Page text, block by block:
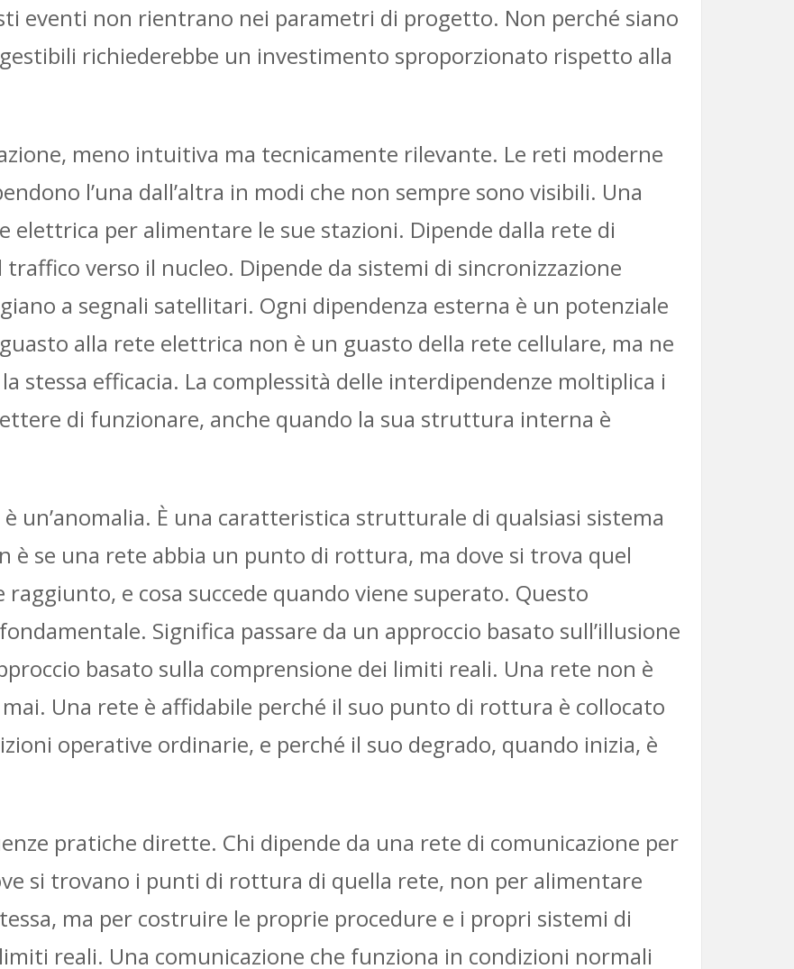
eventi non rientrano nei parametri di progetto. Non perché siano
richiederebbe un investimento sproporzionato rispetto alla
meno intuitiva ma tecnicamente rilevante. Le reti moderne
l’una dall’altra in modi che non sempre sono visibili. Una
elettrica per alimentare le sue stazioni. Dipende dalla rete di
verso il nucleo. Dipende da sistemi di sincronizzazione
a segnali satellitari. Ogni dipendenza esterna è un potenziale
alla rete elettrica non è un guasto della rete cellulare, ma ne
stessa efficacia. La complessità delle interdipendenze moltiplica i
di funzionare, anche quando la sua struttura interna è
un’anomalia. È una caratteristica strutturale di qualsiasi sistema
è se una rete abbia un punto di rottura, ma dove si trova quel
e cosa succede quando viene superato. Questo
Significa passare da un approccio basato sull’illusione
basato sulla comprensione dei limiti reali. Una rete non è
Una rete è affidabile perché il suo punto di rottura è collocato
operative ordinarie, e perché il suo degrado, quando inizia, è
pratiche dirette. Chi dipende da una rete di comunicazione per
si trovano i punti di rottura di quella rete, non per alimentare
ma per costruire le proprie procedure e i propri sistemi di
reali. Una comunicazione che funziona in condizioni normali